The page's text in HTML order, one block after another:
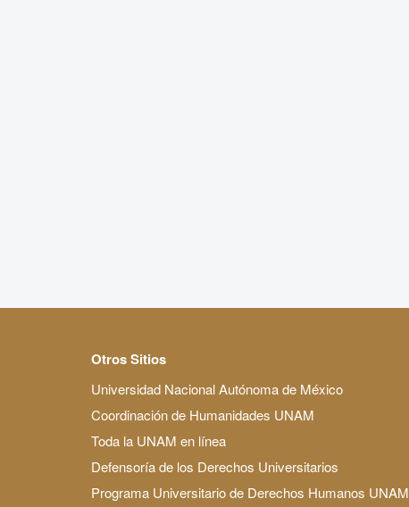
Otros Sitios
Universidad Nacional Autónoma de México
Coordinación de Humanidades UNAM
Toda la UNAM en línea
Defensoría de los Derechos Universitarios
Programa Universitario de Derechos Humanos UNAM